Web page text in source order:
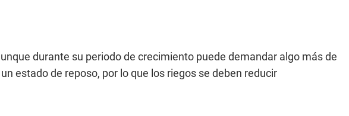
durante su periodo de crecimiento puede demandar algo más de
estado de reposo, por lo que los riegos se deben reducir